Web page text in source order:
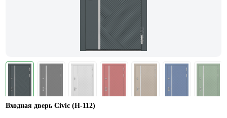
Входная дверь Civic (Н-112)